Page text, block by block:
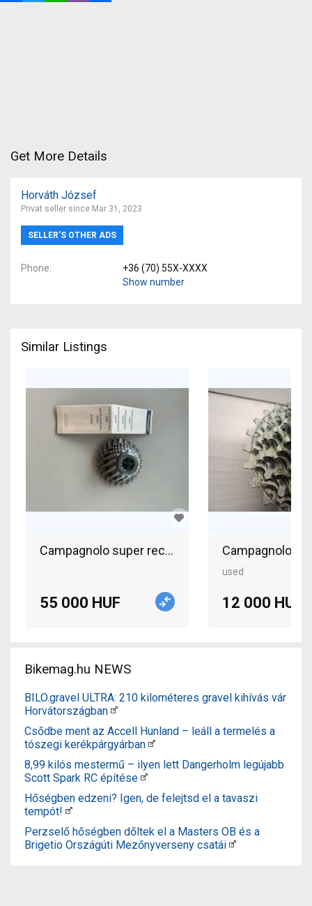
Get More Details
Horváth József
Privat seller since Mar 31, 2023
SELLER’S OTHER ADS
Phone
+36 (70) 55X-XXXX
Show number
Similar Listings
Campagnolo super record 11 s Campagnolo
55 000 HUF
Campagnolo
used
12 000 HUF
Bikemag.hu NEWS
BILO.gravel ULTRA: 210 kilométeres gravel kihívás vár
Horvátországban
Csődbe ment az Accell Hunland – leáll a termelés a
tószegi kerékpárgyárban
8,99 kilós mestermű – ilyen lett Dangerholm legújabb
Scott Spark RC építése
Hőségben edzeni? Igen, de felejtsd el a tavaszi
tempót!
Perzselő hőségben dőltek el a Masters OB és a
Brigetio Országúti Mezőnyverseny csatái